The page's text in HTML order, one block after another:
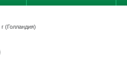
(Голландия)